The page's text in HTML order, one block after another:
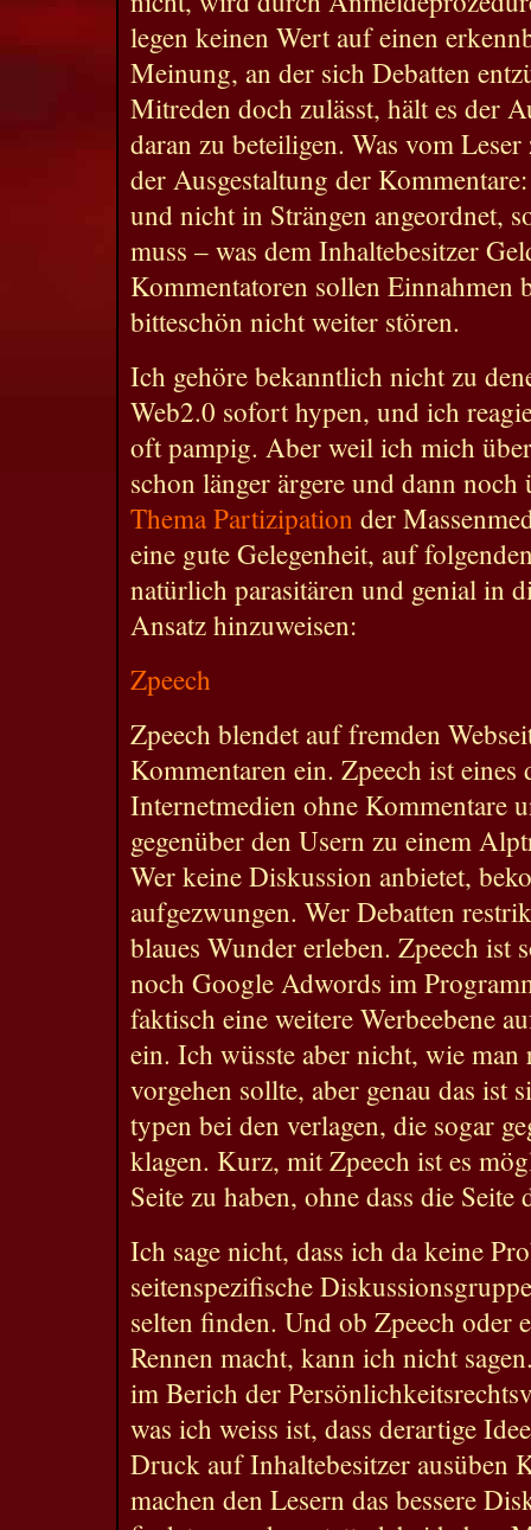
legen keinen Wert auf einen
Meinung, an der sich Debatten
Mitreden doch zulässt, hält es der
daran zu beteiligen. Was vom
der Ausgestaltung der
und nicht in Strängen angeordnet,
muss – was dem Inhaltebesitzer
Kommentatoren sollen Einnahmen
bitteschön nicht weiter stören.
Ich gehöre bekanntlich nicht zu
Web2.0 sofort hypen, und ich
oft pampig. Aber weil ich mich
schon länger ärgere und dann
Thema Partizipation der
eine gute Gelegenheit, auf
natürlich parasitären und genial in
Ansatz hinzuweisen:
Zpeech
Zpeech blendet auf fremden
Kommentaren ein. Zpeech ist
Internetmedien ohne Kommentare
gegenüber den Usern zu einem
Wer keine Diskussion anbietet,
aufgezwungen. Wer Debatten
blaues Wunder erleben. Zpeech ist
noch Google Adwords im
faktisch eine weitere Werbeebene
ein. Ich wüsste aber nicht, wie man
vorgehen sollte, aber genau das ist
typen bei den verlagen, die sogar
klagen. Kurz, mit Zpeech ist es
Seite zu haben, ohne dass die Seite
Ich sage nicht, dass ich da keine
seitenspezifische
selten finden. Und ob Zpeech oder
Rennen macht, kann ich nicht
im Berich der
was ich weiss ist, dass derartige
Druck auf Inhaltebesitzer ausüben
machen den Lesern das bessere